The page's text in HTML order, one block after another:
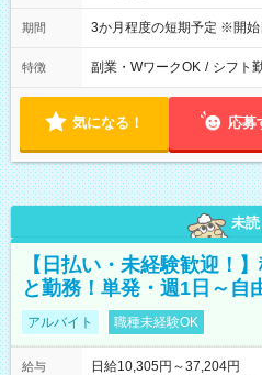
期間 3か月程度の短期予定 ※開始
特徴 副業・WワークOK / シフト
気になる！ 応募
未読
【日払い・未経験歓迎！
と勤務！単発・週1日～自
アルバイト 職種未経験OK
給与
日給10,305円～37,204円